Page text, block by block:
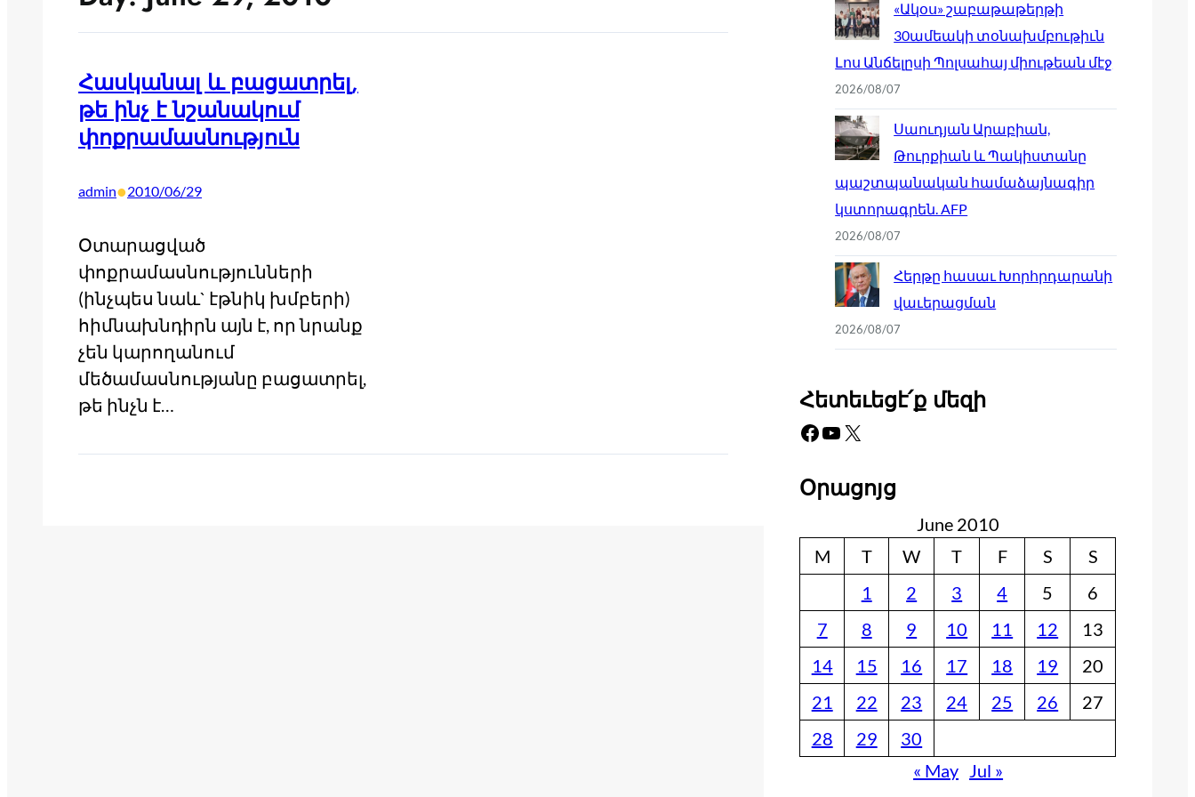
Հասկանալ և բացատրել,
թե ինչ է նշանակում
փոքրամասնություն
admin•2010/06/29
Օտարացված
փոքրամասնությունների
(ինչպես նաև` էթնիկ խմբերի)
հիմնախնդիրն այն է, որ նրանք
չեն կարողանում
մեծամասնությանը բացատրել,
թե ինչն է…
«Ակօս» շաբաթաթերթի
30ամեակի տօնախմբութիւն
Լոս Անճելըսի Պոլսահայ միութեան մէջ
2026/08/07
Սաուդյան Արաբիան,
Թուրքիան և Պակիստանը
պաշտպանական համաձայնագիր
կստորագրեն. AFP
2026/08/07
Հերթը հասաւ Խորհրդարանի
վաւերացման
2026/08/07
Հետեւեցէ՛ք մեզի
Facebook YouTube X
Օրացոյց
June 2010
M
T W T F S
S
1
2 3 4 5
6
7
8 9 10 11 12
13
14
15 16 17 18 19
20
21
22 23 24 25 26
27
28
29
30
« May
Jul »